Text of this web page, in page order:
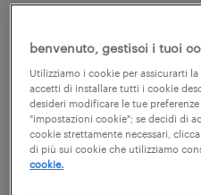
sotto categoria
Corsi di
addetti del
benvenuto, gestisci i tuoi
Utilizziamo i cookie per assicurarti
accetti di installare tutti i cookie
desideri modificare le tue
"impostazioni cookie"; se decidi di
cookie strettamente necessari,
di più sui cookie che utilizziamo
cookie.